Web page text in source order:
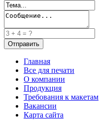
Главная
Все для печати
О компании
Продукция
Требования к макетам
Вакансии
Карта сайта